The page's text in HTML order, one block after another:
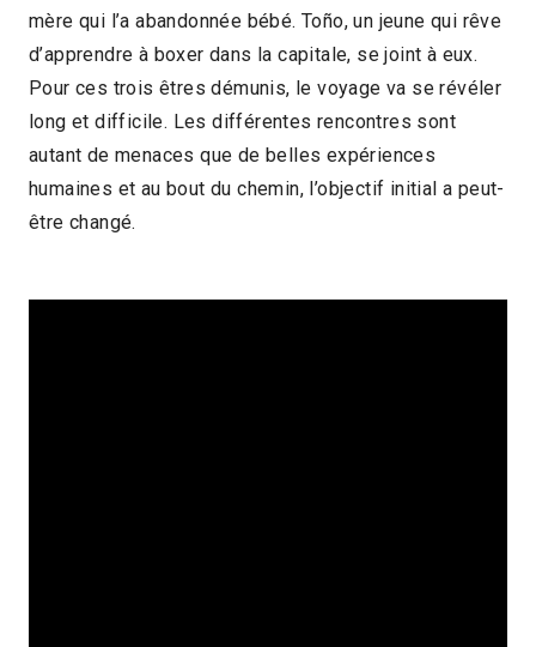
mère qui l’a abandonnée bébé. Toño, un jeune qui rêve
d’apprendre à boxer dans la capitale, se joint à eux.
Pour ces trois êtres démunis, le voyage va se révéler
long et difficile. Les différentes rencontres sont
autant de menaces que de belles expériences
humaines et au bout du chemin, l’objectif initial a peut-
être changé.